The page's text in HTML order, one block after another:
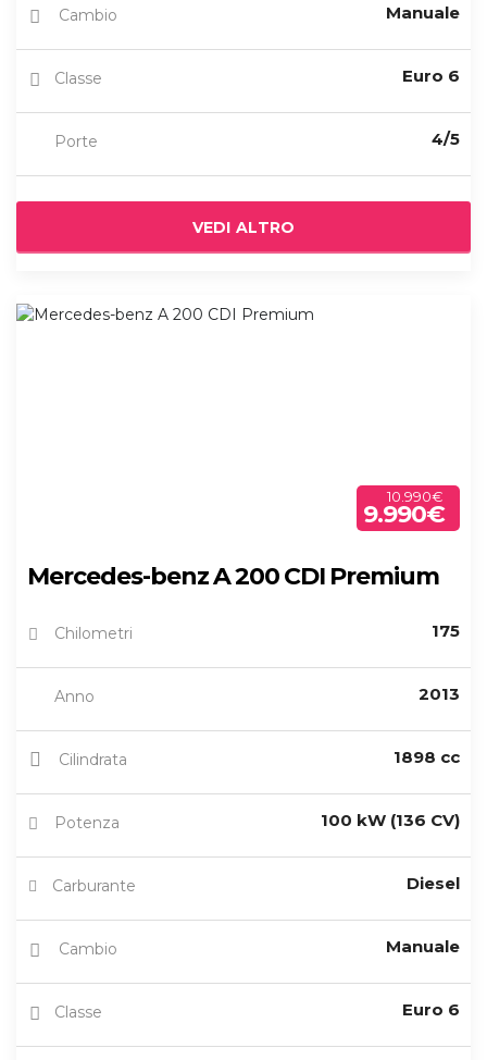
Cambio Manuale
Classe Euro 6
Porte 4/5
VEDI ALTRO
10.990€
9.990€
Mercedes-benz A 200 CDI Premium
Chilometri 175
Anno 2013
Cilindrata 1898 cc
Potenza 100 kW (136 CV)
Carburante Diesel
Cambio Manuale
Classe Euro 6